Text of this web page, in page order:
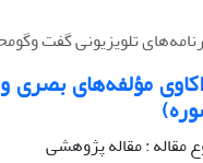
تلویزیونی گفت
مؤلفه‌های بصری
مقاله : مقاله پژوهشی